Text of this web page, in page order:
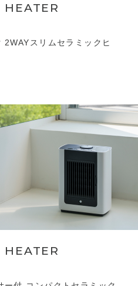
HEATER
2WAYスリムセラミックヒ
HEATER